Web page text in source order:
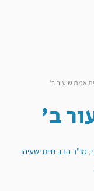
אמת שיעור ב’
ב'
, מו"ר הרב חיים ישעיהו